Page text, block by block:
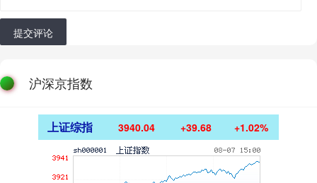
提交评论
沪深京指数
上证综指 3940.04 +39.68 +1.02%